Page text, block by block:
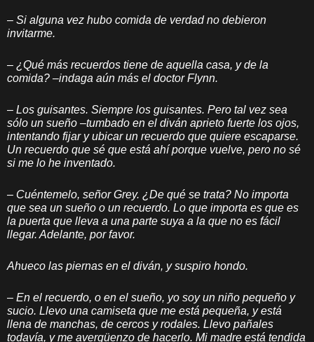
– Si alguna vez hubo comida de verdad no debieron
invitarme.
– ¿Qué más recuerdos tiene de aquella casa, y de la
comida? –indaga aún más el doctor Flynn.
– Los guisantes. Siempre los guisantes. Pero tal vez sea
sólo un sueño –tumbado en el diván aprieto fuerte los ojos,
intentando fijar y ubicar un recuerdo que quiere escaparse.
Un recuerdo que sé que está ahí porque vuelve, pero no sé
si me lo he inventado.
– Cuéntemelo, señor Grey. ¿De qué se trata? No importa
que sea un sueño o un recuerdo. Lo que importa es que es
la puerta que lleva a una parte suya a la que no es fácil
llegar. Adelante, por favor.
Ahueco las piernas en el diván, y suspiro hondo.
– En el recuerdo, o en el sueño, yo soy un niño pequeño y
sucio. Llevo una camiseta que me está pequeña, y está
llena de manchas, de cercos y rodales. Llevo pañales
todavía, y me avergüenzo de hacerlo. Mi madre está tendida